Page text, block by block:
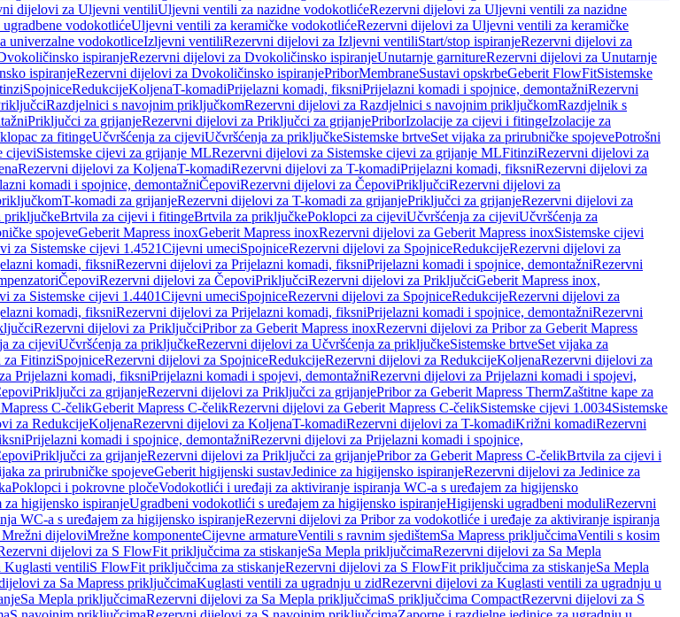
dijelovi za Uljevni ventiliUljevni ventili za nazidne vodokotlićeRezervni dijelovi za Uljevni ventili za nazidne
vodokotlićeUljevni ventili za keramičke vodokotlićeRezervni dijelovi za Uljevni ventili za keramičke
univerzalne vodokotliceIzljevni ventiliRezervni dijelovi za Izljevni ventiliStart/stop ispiranjeRezervni dijelovi za
ispiranjeRezervni dijelovi za Dvokoličinsko ispiranjeUnutarnje garnitureRezervni dijelovi za Unutarnje
ispiranjeRezervni dijelovi za Dvokoličinsko ispiranjePriborMembraneSustavi opskrbeGeberit FlowFitSistemske
SpojniceRedukcijeKoljenaT-komadiPrijelazni komadi, fiksniPrijelazni komadi i spojnice, demontažniRezervni
Razdjelnici s navojnim priključkomRezervni dijelovi za Razdjelnici s navojnim priključkomRazdjelnik s
Priključci za grijanjeRezervni dijelovi za Priključci za grijanjePriborIzolacije za cijevi i fitingeIzolacije za
za fitingeUčvršćenja za cijeviUčvršćenja za priključkeSistemske brtveSet vijaka za prirubničke spojevePotrošni
cijeviSistemske cijevi za grijanje MLRezervni dijelovi za Sistemske cijevi za grijanje MLFitinziRezervni dijelovi za
Rezervni dijelovi za KoljenaT-komadiRezervni dijelovi za T-komadiPrijelazni komadi, fiksniRezervni dijelovi za
komadi i spojnice, demontažniČepoviRezervni dijelovi za ČepoviPriključciRezervni dijelovi za
T-komadi za grijanjeRezervni dijelovi za T-komadi za grijanjePriključci za grijanjeRezervni dijelovi za
priključkeBrtvila za cijevi i fitingeBrtvila za priključkePoklopci za cijeviUčvršćenja za cijeviUčvršćenja za
spojeveGeberit Mapress inoxGeberit Mapress inoxRezervni dijelovi za Geberit Mapress inoxSistemske cijevi
za Sistemske cijevi 1.4521Cijevni umeciSpojniceRezervni dijelovi za SpojniceRedukcijeRezervni dijelovi za
komadi, fiksniRezervni dijelovi za Prijelazni komadi, fiksniPrijelazni komadi i spojnice, demontažniRezervni
ČepoviRezervni dijelovi za ČepoviPriključciRezervni dijelovi za PriključciGeberit Mapress inox,
za Sistemske cijevi 1.4401Cijevni umeciSpojniceRezervni dijelovi za SpojniceRedukcijeRezervni dijelovi za
komadi, fiksniRezervni dijelovi za Prijelazni komadi, fiksniPrijelazni komadi i spojnice, demontažniRezervni
Rezervni dijelovi za PriključciPribor za Geberit Mapress inoxRezervni dijelovi za Pribor za Geberit Mapress
za cijeviUčvršćenja za priključkeRezervni dijelovi za Učvršćenja za priključkeSistemske brtveSet vijaka za
za FitinziSpojniceRezervni dijelovi za SpojniceRedukcijeRezervni dijelovi za RedukcijeKoljenaRezervni dijelovi za
Prijelazni komadi, fiksniPrijelazni komadi i spojevi, demontažniRezervni dijelovi za Prijelazni komadi i spojevi,
Priključci za grijanjeRezervni dijelovi za Priključci za grijanjePribor za Geberit Mapress ThermZaštitne kape za
C-čelikGeberit Mapress C-čelikRezervni dijelovi za Geberit Mapress C-čelikSistemske cijevi 1.0034Sistemske
za RedukcijeKoljenaRezervni dijelovi za KoljenaT-komadiRezervni dijelovi za T-komadiKrižni komadiRezervni
Prijelazni komadi i spojnice, demontažniRezervni dijelovi za Prijelazni komadi i spojnice,
Priključci za grijanjeRezervni dijelovi za Priključci za grijanjePribor za Geberit Mapress C-čelikBrtvila za cijevi i
za prirubničke spojeveGeberit higijenski sustavJedinice za higijensko ispiranjeRezervni dijelovi za Jedinice za
Poklopci i pokrovne pločeVodokotlići i uređaji za aktiviranje ispiranja WC-a s uređajem za higijensko
higijensko ispiranjeUgradbeni vodokotlići s uređajem za higijensko ispiranjeHigijenski ugradbeni moduliRezervni
WC-a s uređajem za higijensko ispiranjeRezervni dijelovi za Pribor za vodokotliće i uređaje za aktiviranje ispiranja
dijeloviMrežne komponenteCijevne armatureVentili s ravnim sjedištemSa Mapress priključcimaVentili s kosim
dijelovi za S FlowFit priključcima za stiskanjeSa Mepla priključcimaRezervni dijelovi za Sa Mepla
Kuglasti ventiliS FlowFit priključcima za stiskanjeRezervni dijelovi za S FlowFit priključcima za stiskanjeSa Mepla
za Sa Mapress priključcimaKuglasti ventili za ugradnju u zidRezervni dijelovi za Kuglasti ventili za ugradnju u
Sa Mepla priključcimaRezervni dijelovi za Sa Mepla priključcimaS priključcima CompactRezervni dijelovi za S